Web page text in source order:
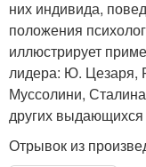
них индивида,
положения
иллюстрирует
лидера: Ю. Цезаря,
Муссолини,
других выдающихся
Отрывок из